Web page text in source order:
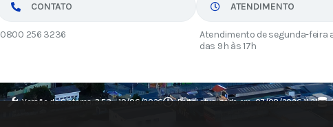
CONTATO
0800 256 3236
ATENDIMENTO
Atendimento de segunda-feira
das 9h às 17h
Versão do Sistema:3.5.3 - 19/06/2026 Portal atualizado em:07/08/2026 11:21